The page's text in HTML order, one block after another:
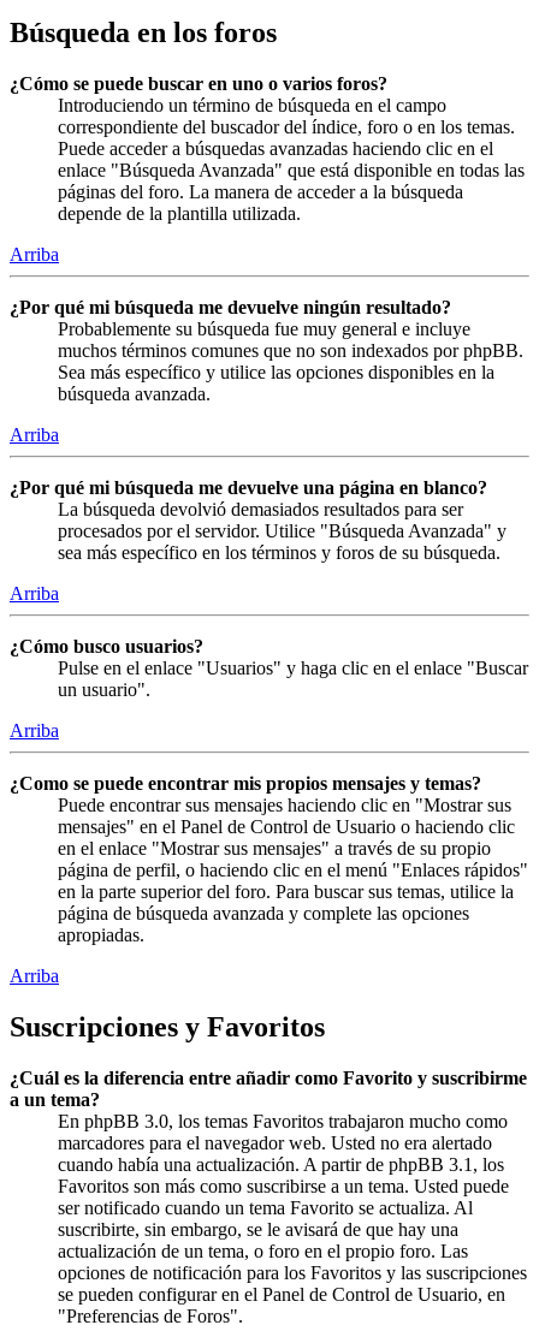
Búsqueda en los foros
¿Cómo se puede buscar en uno o varios foros?
Introduciendo un término de búsqueda en el campo
correspondiente del buscador del índice, foro o en los temas.
Puede acceder a búsquedas avanzadas haciendo clic en el
enlace "Búsqueda Avanzada" que está disponible en todas las
páginas del foro. La manera de acceder a la búsqueda
depende de la plantilla utilizada.
Arriba
¿Por qué mi búsqueda me devuelve ningún resultado?
Probablemente su búsqueda fue muy general e incluye
muchos términos comunes que no son indexados por phpBB.
Sea más específico y utilice las opciones disponibles en la
búsqueda avanzada.
Arriba
¿Por qué mi búsqueda me devuelve una página en blanco?
La búsqueda devolvió demasiados resultados para ser
procesados por el servidor. Utilice "Búsqueda Avanzada" y
sea más específico en los términos y foros de su búsqueda.
Arriba
¿Cómo busco usuarios?
Pulse en el enlace "Usuarios" y haga clic en el enlace "Buscar
un usuario".
Arriba
¿Como se puede encontrar mis propios mensajes y temas?
Puede encontrar sus mensajes haciendo clic en "Mostrar sus
mensajes" en el Panel de Control de Usuario o haciendo clic
en el enlace "Mostrar sus mensajes" a través de su propio
página de perfil, o haciendo clic en el menú "Enlaces rápidos"
en la parte superior del foro. Para buscar sus temas, utilice la
página de búsqueda avanzada y complete las opciones
apropiadas.
Arriba
Suscripciones y Favoritos
¿Cuál es la diferencia entre añadir como Favorito y suscribirme
a un tema?
En phpBB 3.0, los temas Favoritos trabajaron mucho como
marcadores para el navegador web. Usted no era alertado
cuando había una actualización. A partir de phpBB 3.1, los
Favoritos son más como suscribirse a un tema. Usted puede
ser notificado cuando un tema Favorito se actualiza. Al
suscribirte, sin embargo, se le avisará de que hay una
actualización de un tema, o foro en el propio foro. Las
opciones de notificación para los Favoritos y las suscripciones
se pueden configurar en el Panel de Control de Usuario, en
"Preferencias de Foros".